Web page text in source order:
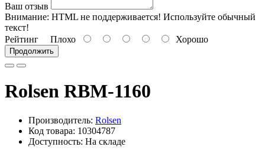
Ваш отзыв
Внимание: HTML не поддерживается! Используйте обычный
текст!
Рейтинг Плохо Хорошо
Продолжить
Rolsen RBM-1160
Производитель: Rolsen
Код товара: 10304787
Доступность: На складе